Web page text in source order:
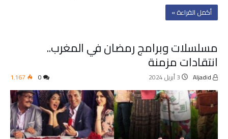
‫أكمل القراءة »‬
مسلسلات وبرامج رمضان في المغرب..
انتقادات مزمنة
3 أبريل 2024 1٬167